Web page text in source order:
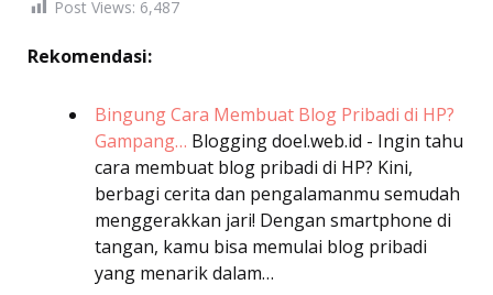
Post Views: 6,487
Rekomendasi:
Bingung Cara Membuat Blog Pribadi di HP?
Gampang… Bloggingdoel.web.id - Ingin tahu
cara membuat blog pribadi di HP? Kini,
berbagi cerita dan pengalamanmu semudah
menggerakkan jari! Dengan smartphone di
tangan, kamu bisa memulai blog pribadi
yang menarik dalam…